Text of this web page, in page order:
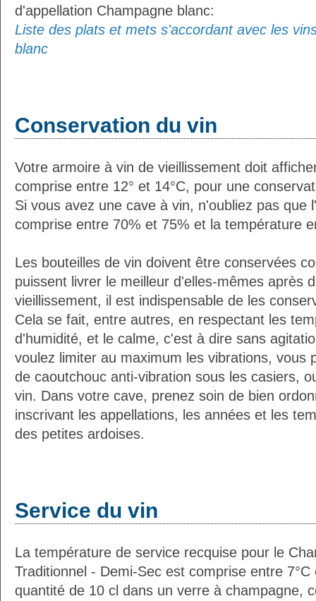
d'appellation Champagne blanc:
Liste des plats et mets s'accordant avec les
blanc
Conservation du vin
Votre armoire à vin de vieillissement doit
comprise entre 12° et 14°C, pour une
Si vous avez une cave à vin, n'oubliez pas que
comprise entre 70% et 75% et la température
Les bouteilles de vin doivent être conservées
puissent livrer le meilleur d'elles-mêmes après
vieillissement, il est indispensable de les
Cela se fait, entre autres, en respectant les
d'humidité, et le calme, c'est à dire sans
voulez limiter au maximum les vibrations, vous
de caoutchouc anti-vibration sous les casiers,
vin. Dans votre cave, prenez soin de bien
inscrivant les appellations, les années et les
des petites ardoises.
Service du vin
La température de service recquise pour le
Traditionnel - Demi-Sec est comprise entre
quantité de 10 cl dans un verre à champagne,